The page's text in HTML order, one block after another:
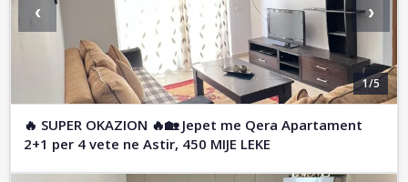
1/5
‹ ›
🔥 SUPER OKAZION 🔥🏡 Jepet me Qera Apartament
2+1 per 4 vete ne Astir, 450 MIJE LEKE